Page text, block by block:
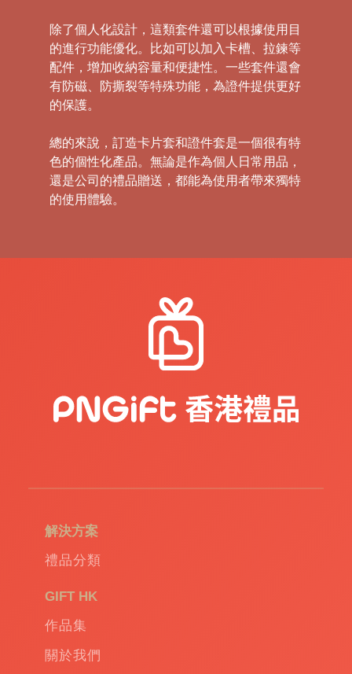
除了個人化設計，這類套件還可以根據使用目
的進行功能優化。比如可以加入卡槽、拉鍊等
配件，增加收納容量和便捷性。一些套件還會
有防磁、防撕裂等特殊功能，為證件提供更好
的保護。
總的來說，訂造卡片套和證件套是一個很有特
色的個性化產品。無論是作為個人日常用品，
還是公司的禮品贈送，都能為使用者帶來獨特
的使用體驗。
解決方案
禮品分類
GIFT HK
作品集
關於我們